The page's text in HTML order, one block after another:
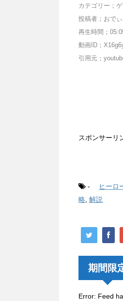
カテゴリー；
投稿者；おで
再生時間；
動画ID；
引用元；
スポンサーリ
- ヒーロ
略 解説
期間限
Error: Feed